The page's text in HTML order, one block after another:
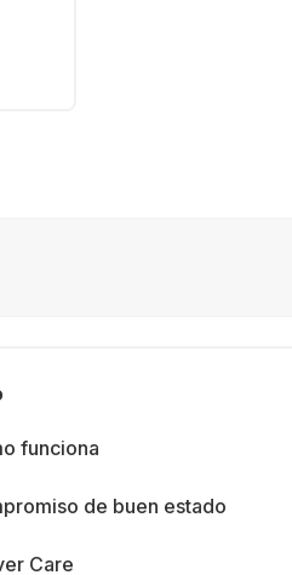
funciona
de buen estado
Care